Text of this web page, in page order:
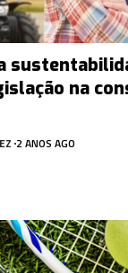
na
2 ANOS AGO